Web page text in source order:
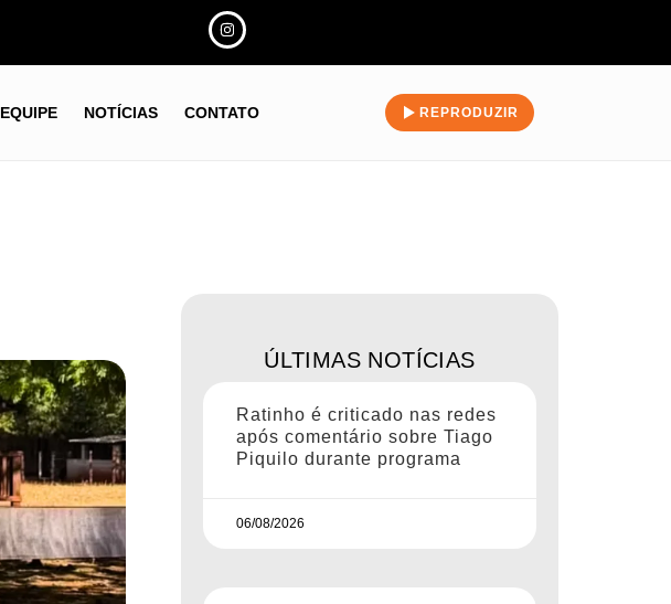
EQUIPE NOTÍCIAS CONTATO REPRODUZIR
ÚLTIMAS NOTÍCIAS
Ratinho é criticado nas redes
após comentário sobre Tiago
Piquilo durante programa
06/08/2026